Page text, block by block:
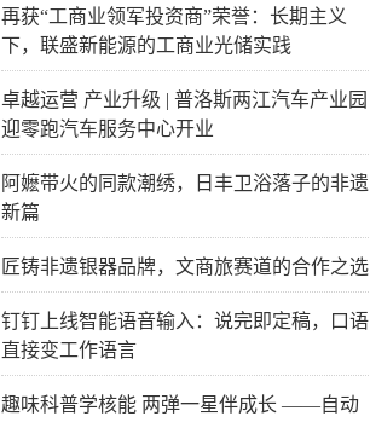
再获“工商业领军投资商”荣誉：长期主义
下，联盛新能源的工商业光储实践
卓越运营 产业升级 | 普洛斯两江汽车产业园
迎零跑汽车服务中心开业
阿嬷带火的同款潮绣，日丰卫浴落子的非遗
新篇
匠铸非遗银器品牌，文商旅赛道的合作之选
钉钉上线智能语音输入：说完即定稿，口语
直接变工作语言
趣味科普学核能 两弹一星伴成长 ——自动